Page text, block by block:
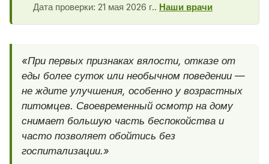
Дата проверки: 21 мая 2026 г.. Наши врачи
«При первых признаках вялости, отказе от
еды более суток или необычном поведении —
не ждите улучшения, особенно у возрастных
питомцев. Своевременный осмотр на дому
снимает большую часть беспокойства и
часто позволяет обойтись без
госпитализации.»